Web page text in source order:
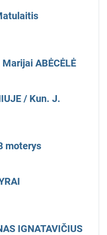
ABĖCĖLĖ
/ Kun. J.
moterys
IGNATAVIČIUS